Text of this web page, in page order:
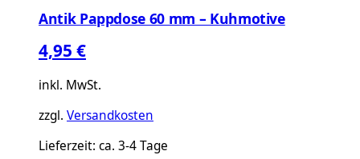
Antik Pappdose 60 mm – Kuhmotive
4,95 €
inkl. MwSt.
zzgl. Versandkosten
Lieferzeit: ca. 3-4 Tage